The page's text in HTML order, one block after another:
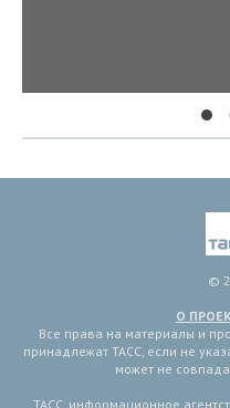
©
О
Все права на материалы и
принадлежат ТАСС, если не
может не
ТАСС, информационное